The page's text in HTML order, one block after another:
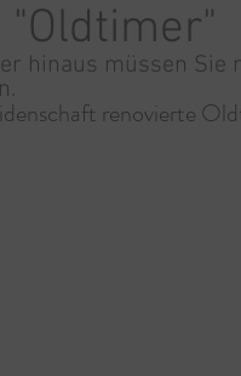
"Oldtimer"
hinaus müssen Sie
renovierte